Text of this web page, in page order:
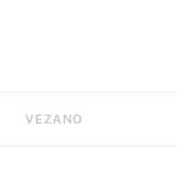
VEZANO